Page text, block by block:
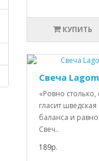
КУПИТЬ
Свеча
«Ровно
гласит
баланса и
Свеч..
189р.